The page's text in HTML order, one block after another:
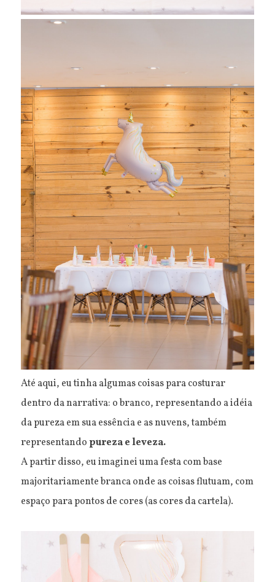
Até aqui, eu tinha algumas coisas para costurar
dentro da narrativa: o branco, representando a idéia
da pureza em sua essência e as nuvens, também
representando pureza e leveza.
A partir disso, eu imaginei uma festa com base
majoritariamente branca onde as coisas flutuam, com
espaço para pontos de cores (as cores da cartela).